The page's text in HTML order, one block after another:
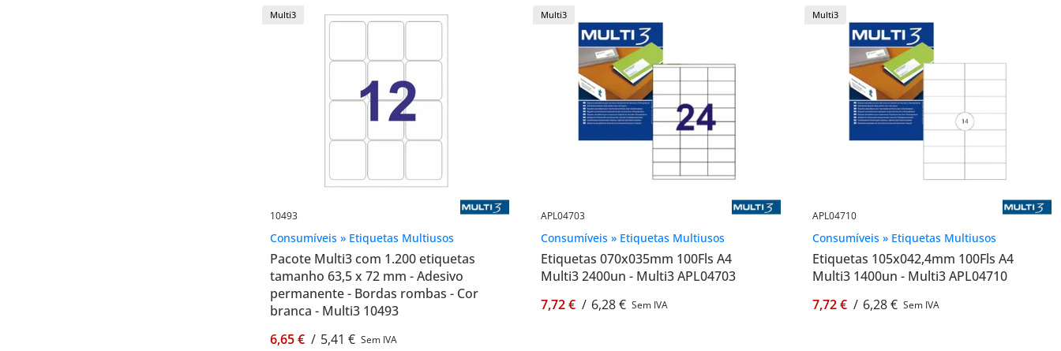
Multi3
10493
Consumíveis » Etiquetas Multiusos
Pacote Multi3 com 1.200 etiquetas
tamanho 63,5 x 72 mm - Adesivo
permanente - Bordas rombas - Cor
branca - Multi3 10493
6,65 € / 5,41 € Sem IVA
Multi3
APL04703
Consumíveis » Etiquetas Multiusos
Etiquetas 070x035mm 100Fls A4
Multi3 2400un - Multi3 APL04703
7,72 € / 6,28 € Sem IVA
Multi3
APL04710
Consumíveis » Etiquetas Multiusos
Etiquetas 105x042,4mm 100Fls A4
Multi3 1400un - Multi3 APL04710
7,72 € / 6,28 € Sem IVA